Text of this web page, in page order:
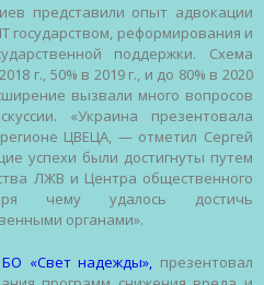
представили опыт адвокации
государством, реформирования и
поддержки. Схема
г., 50% в 2019 г., и до 80% в 2020
вызвали много вопросов
«Украина презентовала
ЦВЕЦА, — отметил Сергей
успехи были достигнуты путем
ЛЖВ и Центра общественного
чему удалось достичь
органами».
БО «Свет надежды»,
презентовал